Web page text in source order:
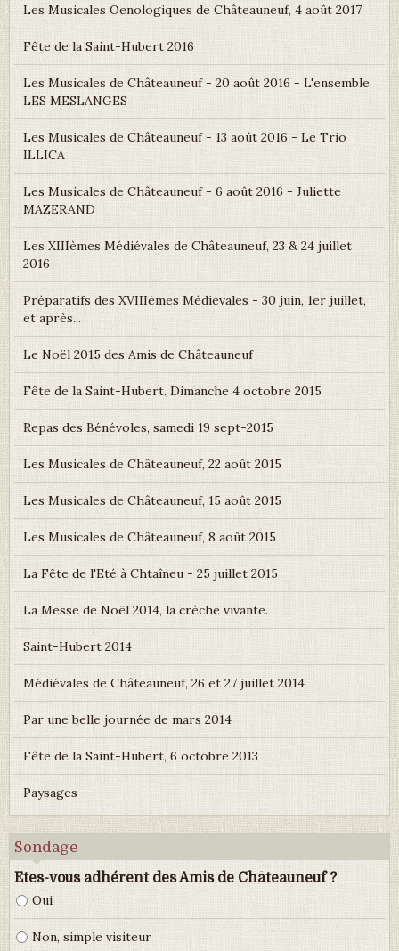
Les Musicales Oenologiques de Châteauneuf, 4 août 2017
Fête de la Saint-Hubert 2016
Les Musicales de Châteauneuf - 20 août 2016 - L'ensemble
LES MESLANGES
Les Musicales de Châteauneuf - 13 août 2016 - Le Trio
ILLICA
Les Musicales de Châteauneuf - 6 août 2016 - Juliette
MAZERAND
Les XIIIèmes Médiévales de Châteauneuf, 23 & 24 juillet
2016
Préparatifs des XVIIIèmes Médiévales - 30 juin, 1er juillet,
et après...
Le Noël 2015 des Amis de Châteauneuf
Fête de la Saint-Hubert. Dimanche 4 octobre 2015
Repas des Bénévoles, samedi 19 sept-2015
Les Musicales de Châteauneuf, 22 août 2015
Les Musicales de Châteauneuf, 15 août 2015
Les Musicales de Châteauneuf, 8 août 2015
La Fête de l'Eté à Chtaîneu - 25 juillet 2015
La Messe de Noël 2014, la crèche vivante.
Saint-Hubert 2014
Médiévales de Châteauneuf, 26 et 27 juillet 2014
Par une belle journée de mars 2014
Fête de la Saint-Hubert, 6 octobre 2013
Paysages
Sondage
Etes-vous adhérent des Amis de Châteauneuf ?
Oui
Non, simple visiteur